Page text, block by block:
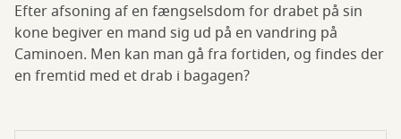
Efter afsoning af en fængselsdom for drabet på sin
kone begiver en mand sig ud på en vandring på
Caminoen. Men kan man gå fra fortiden, og findes der
en fremtid med et drab i bagagen?